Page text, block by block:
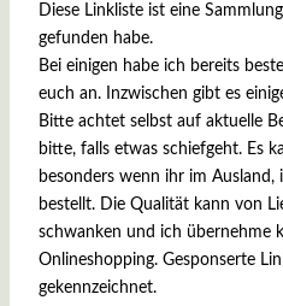
Diese Linkliste ist eine
gefunden habe.
Bei einigen habe ich bereits
euch an. Inzwischen gibt es
Bitte achtet selbst auf aktuelle
bitte, falls etwas schiefgeht. Es
besonders wenn ihr im
bestellt. Die Qualität kann von
schwanken und ich übernehme
Onlineshopping. Gesponserte
gekennzeichnet.